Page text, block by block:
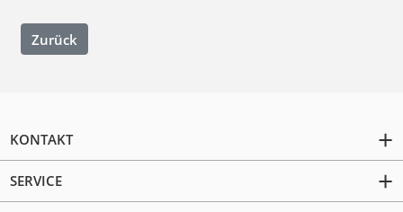
Zurück
KONTAKT
SERVICE